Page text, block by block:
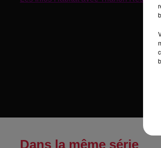
Dans la même série